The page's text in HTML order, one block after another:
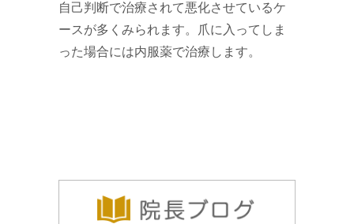
自己判断で治療されて悪化させているケ
ースが多くみられます。爪に入ってしま
った場合には内服薬で治療します。